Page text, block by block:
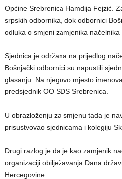
Općine Srebrenica Hamdija Fejzić.
srpskih odbornika, dok odbornici
odluka o smjeni zamjenika načelnika
Sjednica je održana na prijedlog
Bošnjački odbornici su napustili
glasanju. Na njegovo mjesto
predsjednik OO SDS Srebrenica.
U obrazloženju za smjenu tada je
prisustvovao sjednicama i kolegiju
Drugi razlog je da je kao zamjenik
organizaciji obilježavanja Dana
Hercegovine.